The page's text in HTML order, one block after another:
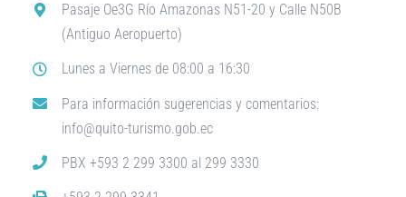
Pasaje Oe3G Río Amazonas N51-20 y Calle N50B
(Antiguo Aeropuerto)
Lunes a Viernes de 08:00 a 16:30
Para información sugerencias y comentarios:
info@quito-turismo.gob.ec
PBX +593 2 299 3300 al 299 3330